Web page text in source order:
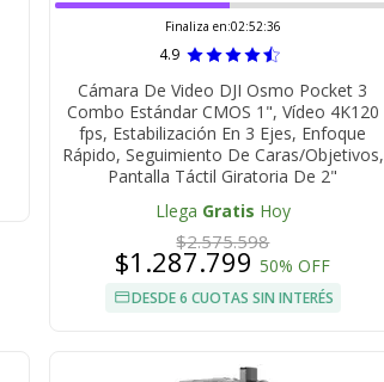
Finaliza en:02:52:35
4.9
Cámara De Video DJI Osmo Pocket 3
Combo Estándar CMOS 1", Vídeo 4K120
fps, Estabilización En 3 Ejes, Enfoque
Rápido, Seguimiento De Caras/Objetivos,
Pantalla Táctil Giratoria De 2"
Llega Gratis Hoy
$2.575.598
$1.287.79950% OFF
DESDE 6 CUOTAS SIN INTERÉS